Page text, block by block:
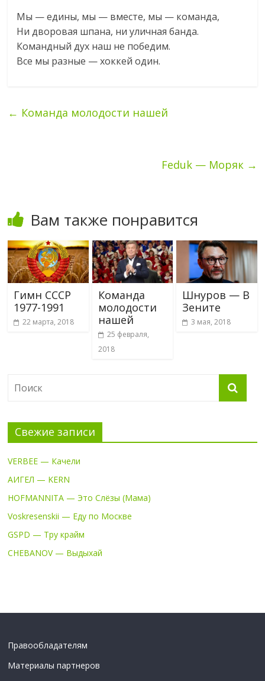
Мы — едины, мы — вместе, мы — команда,
Ни дворовая шпана, ни уличная банда.
Командный дух наш не победим.
Все мы разные — хоккей один.
← Команда молодости нашей
Feduk — Моряк →
Вам также понравится
Гимн СССР
1977-1991
22 марта, 2018
Команда
молодости
нашей
25 февраля,
2018
Шнуров — В
Зените
3 мая, 2018
Свежие записи
VERBEE — Качели
АИГЕЛ — KERN
HOFMANNITA — Это Слёзы (Мама)
Voskresenskii — Еду по Москве
GSPD — Тру крайм
CHEBANOV — Выдыхай
Правообладателям
Материалы партнеров